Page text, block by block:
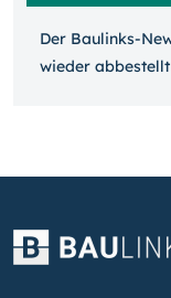
Der Baulinks-
wieder